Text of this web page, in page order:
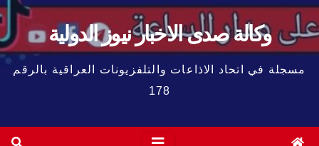
وكالة صدى الاخبار نيوز الدولية
مسجلة في اتحاد الاذاعات والتلفزيونات العراقية بالرقم
178